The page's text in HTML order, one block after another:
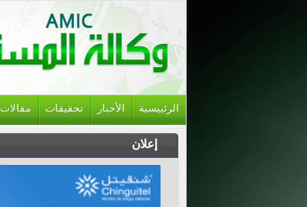
الرئييسية الأخبار تحقيقات مقالات
إعلان